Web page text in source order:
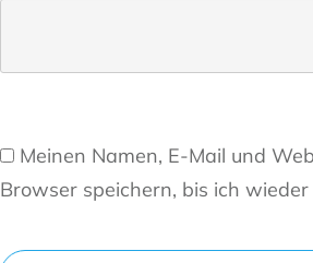
Meinen Namen, E-Mail und
Browser speichern, bis ich